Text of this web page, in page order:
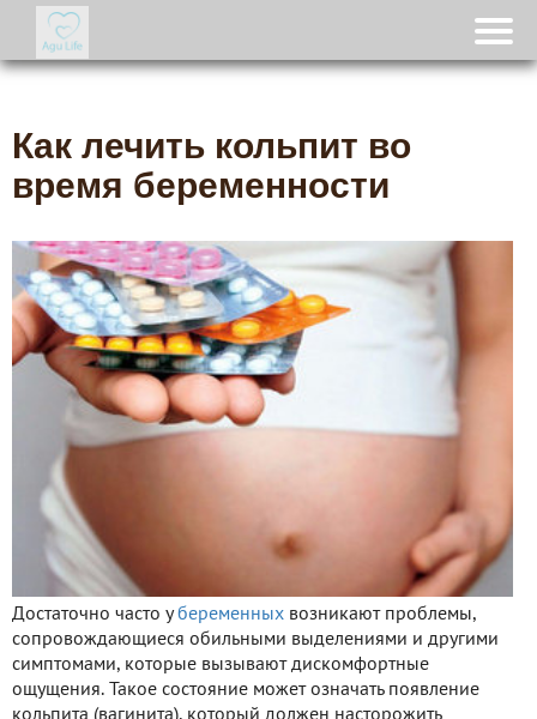
Как лечить кольпит во
время беременности
Достаточно часто убеременных возникают проблемы,
сопровождающиеся обильными выделениями и другими
симптомами, которые вызывают дискомфортные
ощущения. Такое состояние может означать появление
кольпита (вагинита), который должен насторожить